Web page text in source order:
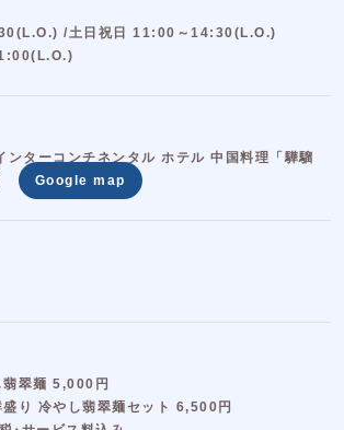
/土日祝日 11:00～14:30(L.O.)
ンターコンチネンタル ホテル 中国料理「驊騮
Google map
翡翠麺 5,000円
り 冷やし翡翠麺セット 6,500円